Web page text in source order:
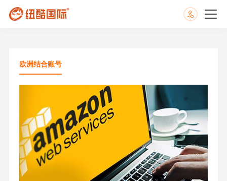
欧洲结合账号